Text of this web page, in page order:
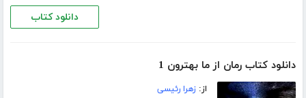
دانلود کتاب
دانلود کتاب رمان از ما بهترون 1
از:زهرا رئیسی